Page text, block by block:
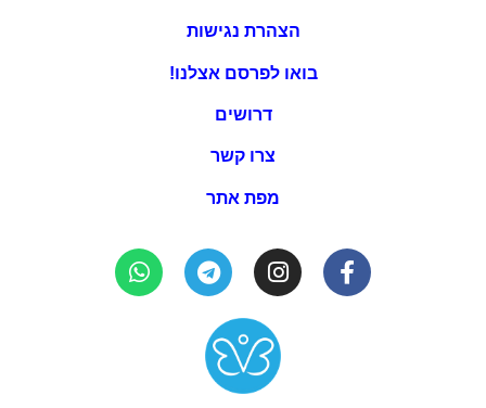
הצהרת נגישות
בואו לפרסם אצלנו!
דרושים
צרו קשר
מפת אתר